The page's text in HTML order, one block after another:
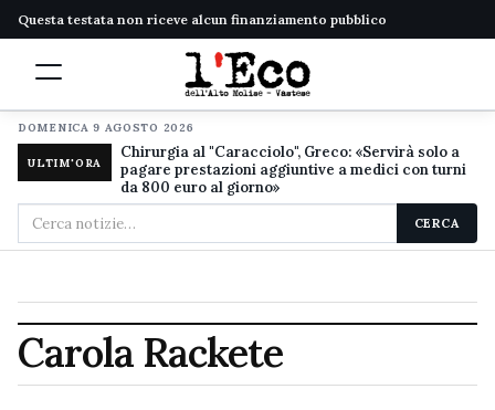
Questa testata non riceve alcun finanziamento pubblico
DOMENICA 9 AGOSTO 2026
ULTIM'ORA
Chirurgia al "Caracciolo", Greco: «Servirà solo a
pagare prestazioni aggiuntive a medici con turni
da 800 euro al giorno»
Cerca
nel
CERCA
Carola Rackete